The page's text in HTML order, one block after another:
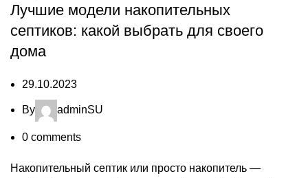
Лучшие модели накопительных
септиков: какой выбрать для своего
дома
29.10.2023
By adminSU
0 comments
Накопительный септик или просто накопитель —